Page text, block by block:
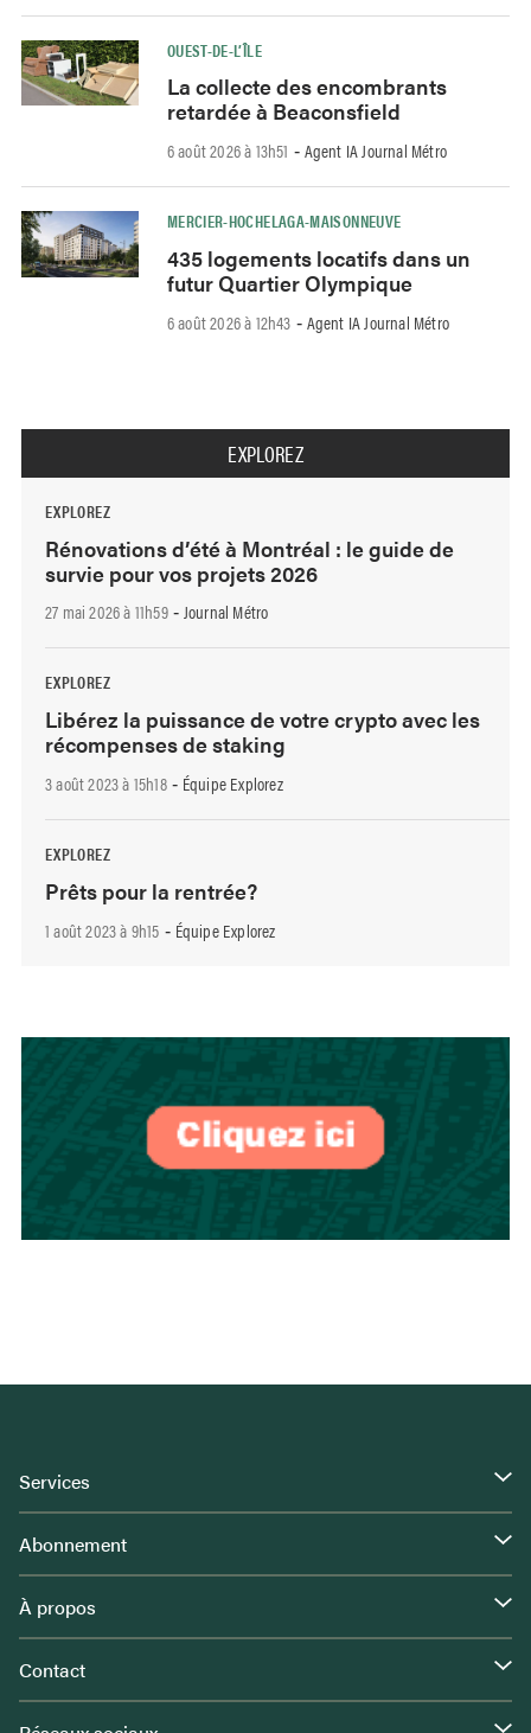
OUEST-DE-L’ÎLE
La collecte des encombrants
retardée à Beaconsfield
6 août 2026 à 13h51 - Agent IA Journal Métro
MERCIER-HOCHELAGA-MAISONNEUVE
435 logements locatifs dans un
futur Quartier Olympique
6 août 2026 à 12h43 - Agent IA Journal Métro
EXPLOREZ
EXPLOREZ
Rénovations d’été à Montréal : le guide de
survie pour vos projets 2026
27 mai 2026 à 11h59- Journal Métro
EXPLOREZ
Libérez la puissance de votre crypto avec les
récompenses de staking
3 août 2023 à 15h18- Équipe Explorez
EXPLOREZ
Prêts pour la rentrée?
1 août 2023 à 9h15 - Équipe Explorez
Services
Abonnement
À propos
Contact